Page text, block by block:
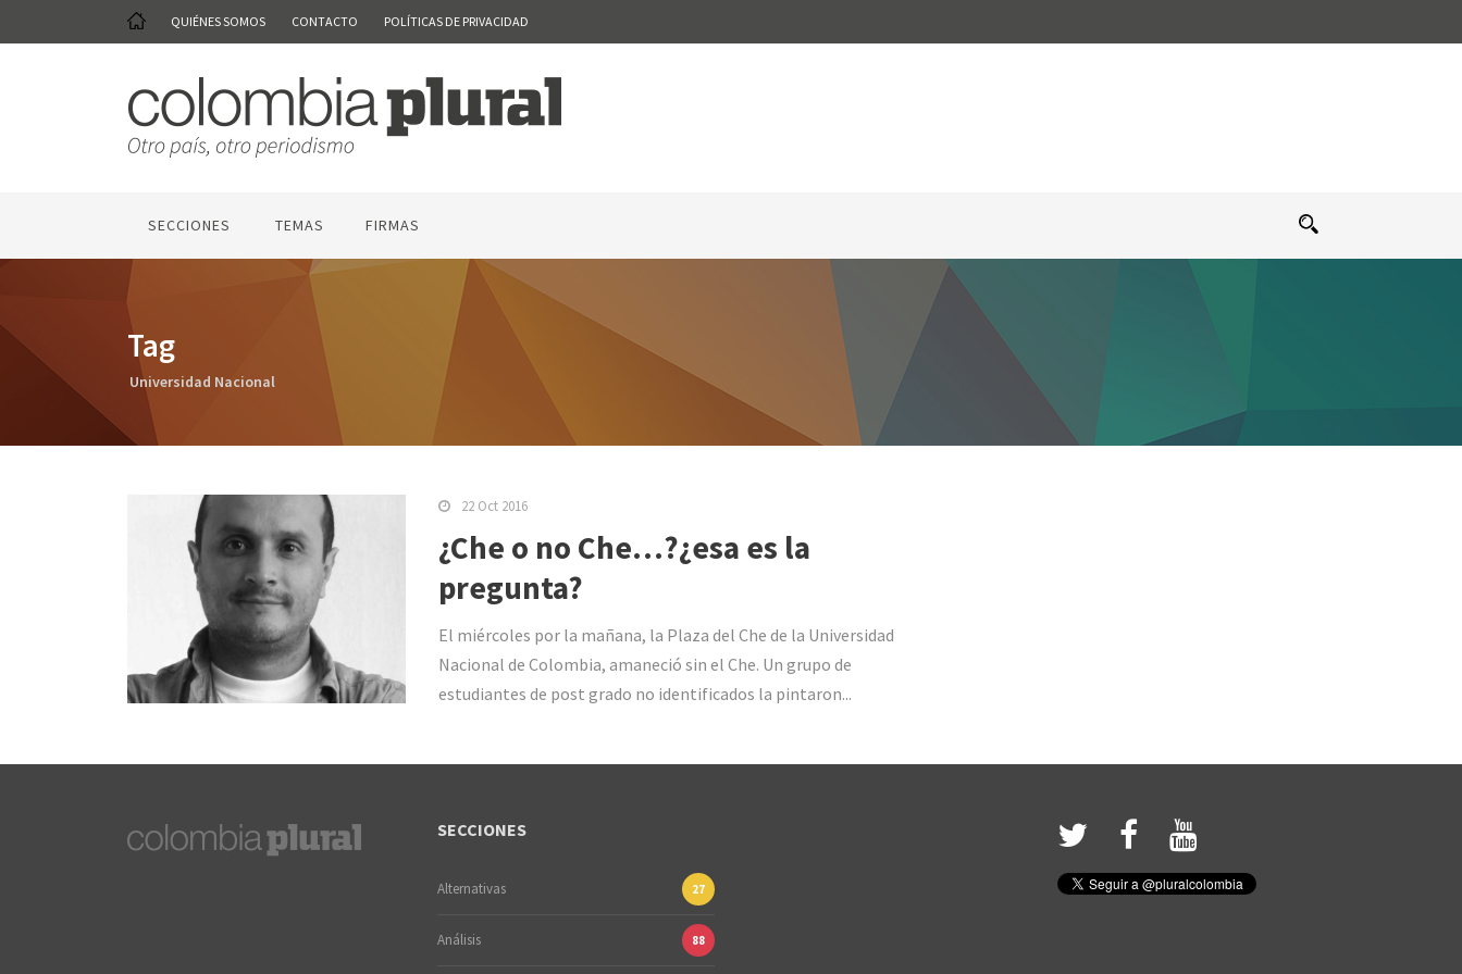
QUIÉNES SOMOS CONTACTO POLÍTICAS DE PRIVACIDAD
SECCIONES TEMAS FIRMAS
Tag
Universidad Nacional
22 Oct 2016
¿Che o no Che…?¿esa es la
pregunta?
El miércoles por la mañana, la Plaza del Che de la Universidad
Nacional de Colombia, amaneció sin el Che. Un grupo de
estudiantes de post grado no identificados la pintaron...
SECCIONES
Alternativas 27
Análisis 88